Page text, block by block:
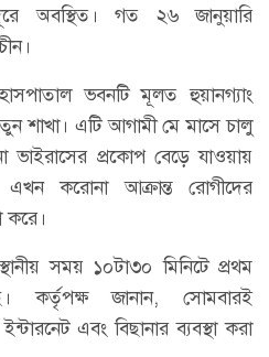
অবস্থিত। গত ২৬ জানুয়ারি
ভবনটি মূলত হুয়ানগ্যাং
শাখা। এটি আগামী মে মাসে চালু
ভাইরাসের প্রকোপ বেড়ে যাওয়ায়
করোনা আক্রান্ত রোগীদের
করে।
সময় ১০টা৩০ মিনিটে প্রথম
কর্তৃপক্ষ জানান, সোমবারই
এবং বিছানার ব্যবস্থা করা